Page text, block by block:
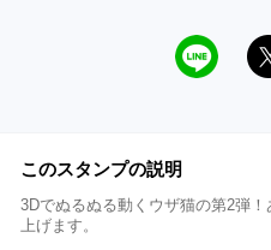
このスタンプの説明
3Dでぬるぬる動くウザ猫の第2弾
上げます。